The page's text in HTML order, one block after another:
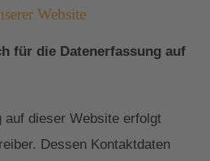
Website
für die Datenerfassung auf
auf dieser Website erfolgt
Dessen Kontaktdaten